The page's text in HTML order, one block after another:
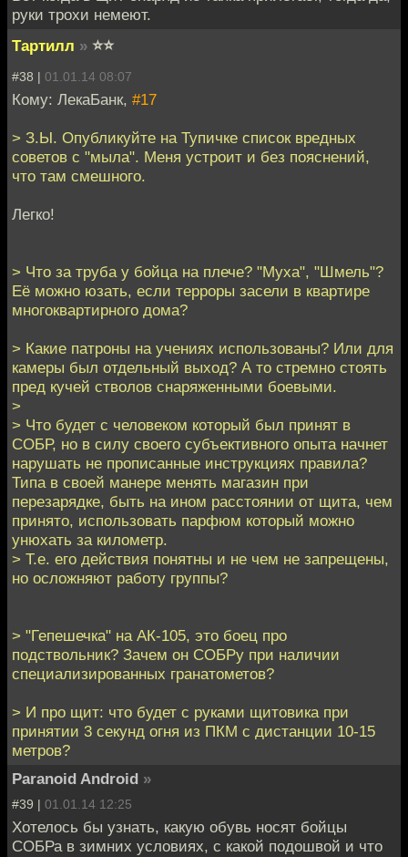
руки трохи немеют.
Тартилл » ⭐⭐
#38 | 01.01.14 08:07
Кому: ЛекаБанк, #17
> З.Ы. Опубликуйте на Тупичке список вредных
советов с "мыла". Меня устроит и без пояснений,
что там смешного.
Легко!
> Что за труба у бойца на плече? "Муха", "Шмель"?
Её можно юзать, если терроры засели в квартире
многоквартирного дома?
> Какие патроны на учениях использованы? Или для
камеры был отдельный выход? А то стремно стоять
пред кучей стволов снаряженными боевыми.
>
> Что будет с человеком который был принят в
СОБР, но в силу своего субъективного опыта начнет
нарушать не прописанные инструкциях правила?
Типа в своей манере менять магазин при
перезарядке, быть на ином расстоянии от щита, чем
принято, использовать парфюм который можно
унюхать за километр.
> Т.е. его действия понятны и не чем не запрещены,
но осложняют работу группы?
> "Гепешечка" на АК-105, это боец про
подствольник? Зачем он СОБРу при наличии
специализированных гранатометов?
> И про щит: что будет с руками щитовика при
принятии 3 секунд огня из ПКМ с дистанции 10-15
метров?
Paranoid Android »
#39 | 01.01.14 12:25
Хотелось бы узнать, какую обувь носят бойцы
СОБРа в зимних условиях, с какой подошвой и что